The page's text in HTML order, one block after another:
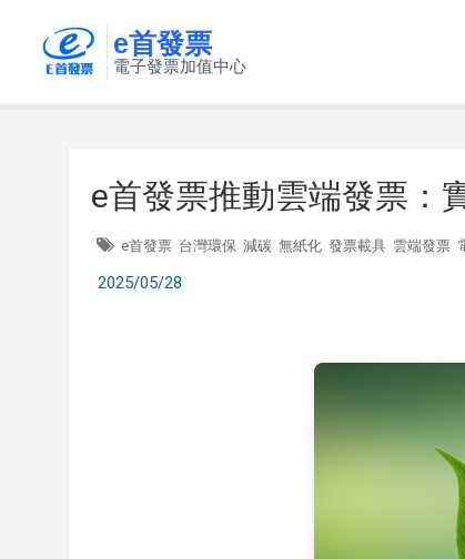
e首發票
電子發票加值中心
e首發票推動雲端發票：
e首發票 台灣環保 減碳 無紙化 發票載具 雲端發票
2025/05/28